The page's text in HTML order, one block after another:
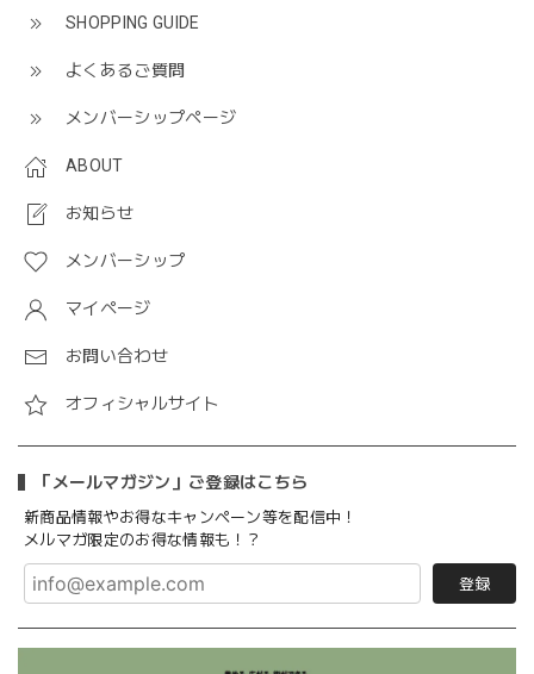
SHOPPING GUIDE
よくあるご質問
メンバーシップページ
ABOUT
お知らせ
メンバーシップ
マイページ
お問い合わせ
オフィシャルサイト
「メールマガジン」ご登録はこちら
新商品情報やお得なキャンペーン等を配信中！
メルマガ限定のお得な情報も！？
登録